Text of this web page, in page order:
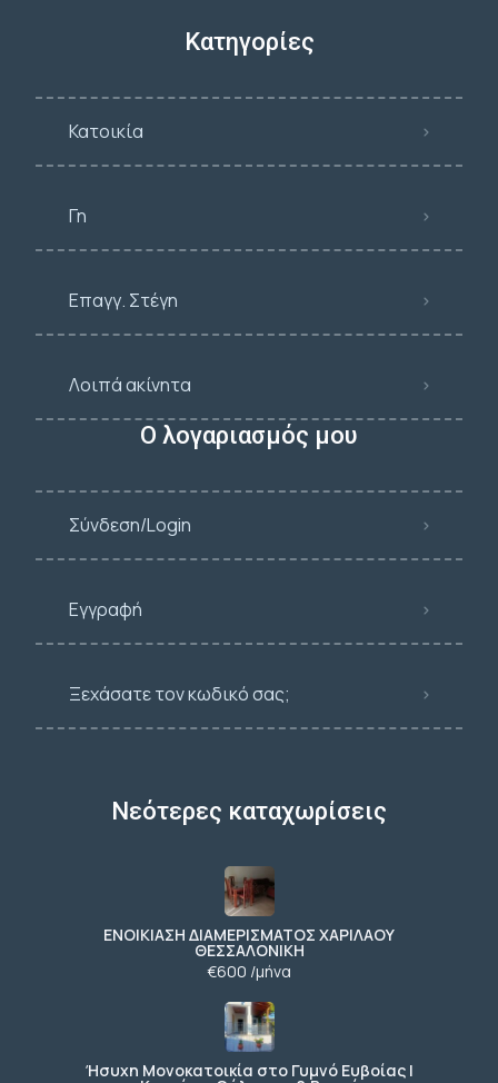
Κατηγορίες
Κατοικία
Γη
Επαγγ. Στέγη
Λοιπά ακίνητα
Ο λογαριασμός μου
Σύνδεση/Login
Εγγραφή
Ξεχάσατε τον κωδικό σας;
Νεότερες καταχωρίσεις
ΕΝΟΙΚΙΑΣΗ ΔΙΑΜΕΡΙΣΜΑΤΟΣ ΧΑΡΙΛΑΟΥ
ΘΕΣΣΑΛΟΝΙΚΗ
€600 /μήνα
Ήσυχη Μονοκατοικία στο Γυμνό Ευβοίας |